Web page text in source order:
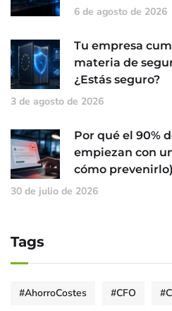
6 de agosto de 2026
Tu empresa
materia de
¿Estás seguro?
3 de agosto de 2026
Por qué el 90%
empiezan con
cómo prevenirlo)
30 de julio de 2026
Tags
#AhorroCostes #CFO